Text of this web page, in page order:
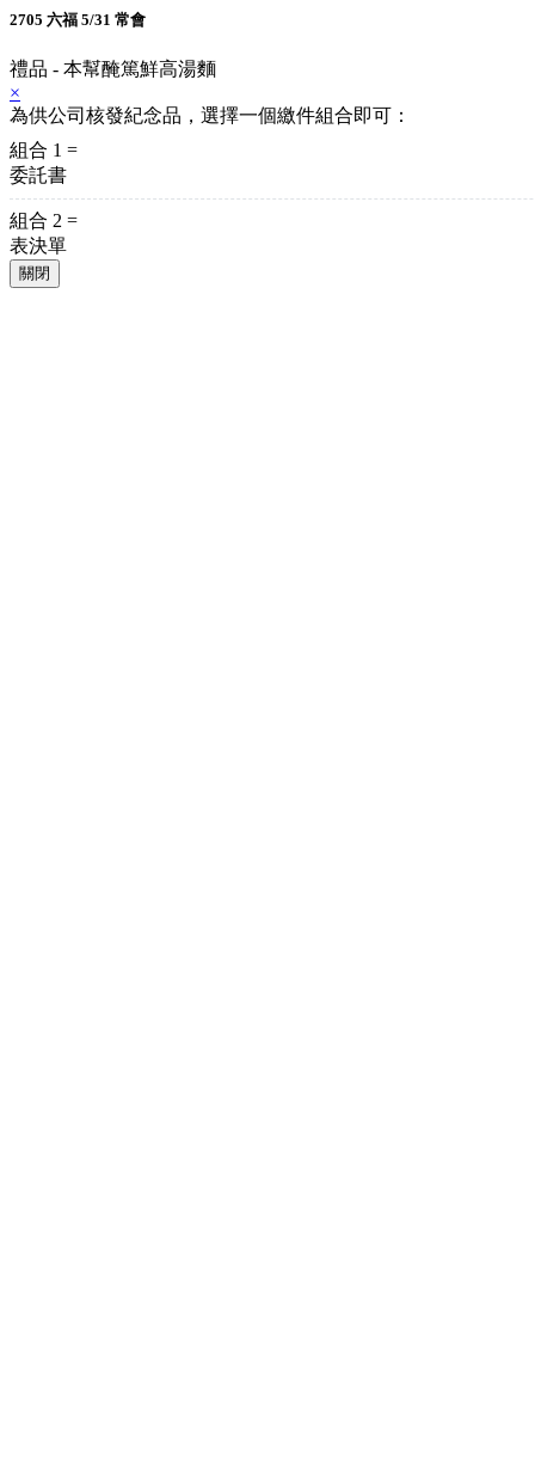
2705 六福 5/31 常會
禮品 - 本幫醃篤鮮高湯麵
×
為供公司核發紀念品，選擇一個繳件組合即可：
組合 1 =
委託書
組合 2 =
表決單
關閉